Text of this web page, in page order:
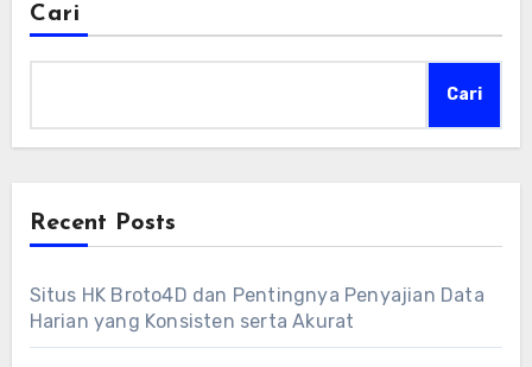
Cari
Cari
Recent Posts
Situs HK Broto4D dan Pentingnya Penyajian Data
Harian yang Konsisten serta Akurat